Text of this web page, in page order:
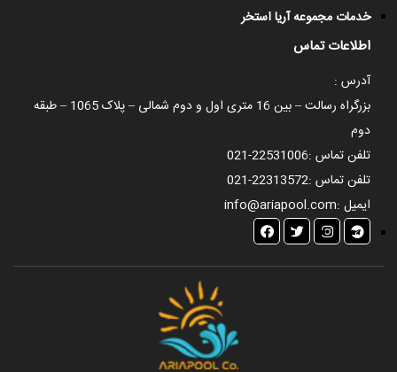
خدمات مجموعه آریا استخر
اطلاعات تماس
آدرس :
بزرگراه رسالت – بین 16 متری اول و دوم شمالی – پلاک 1065 – طبقه
دوم
تلفن تماس :021-22531006
تلفن تماس :021-22313572
ایمیل :info@ariapool.com